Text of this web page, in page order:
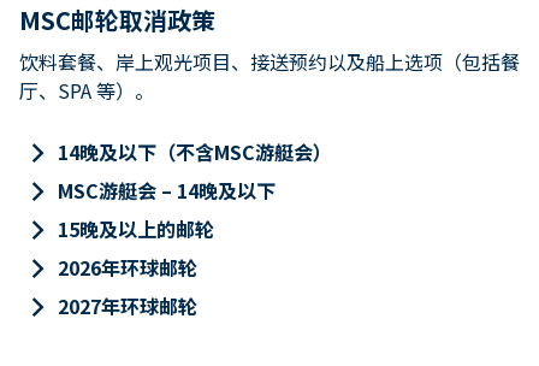
MSC邮轮取消政策
饮料套餐、岸上观光项目、接送预约以及船上选项（包括餐
厅、SPA 等）。
keyboard_arrow_right 14晚及以下（不含MSC游艇会）
keyboard_arrow_right MSC游艇会 – 14晚及以下
keyboard_arrow_right 15晚及以上的邮轮
keyboard_arrow_right 2026年环球邮轮
keyboard_arrow_right 2027年环球邮轮